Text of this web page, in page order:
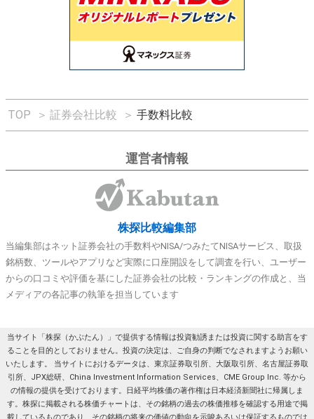
TOP ＞ 証券会社比較 ＞ 手数料比較
運営者情報
株探比較編集部
当編集部はネット証券会社の手数料やNISA/つみたてNISAサービス、取扱
銘柄数、ツールやアプリなど実際に口座開設をして調査を行い、ユーザー
からの口コミや評価を基にした証券会社の比較・ランキングの作成と、当
メディアの各記事の執筆を担当しています
当サイト「株探（かぶたん）」で提供する情報は投資勧誘または投資に関する助言をす
ることを目的としておりません。投資の決定は、ご自身の判断でなされますようお願い
いたします。 当サイトにおけるデータは、東京証券取引所、大阪取引所、名古屋証券取
引所、JPX総研、China Investment Information Services、CME Group Inc. 等から
の情報の提供を受けております。日経平均株価の著作権は日本経済新聞社に帰属しま
す。株探に掲載される株価チャートは、その銘柄の過去の株価推移を確認する用途で掲